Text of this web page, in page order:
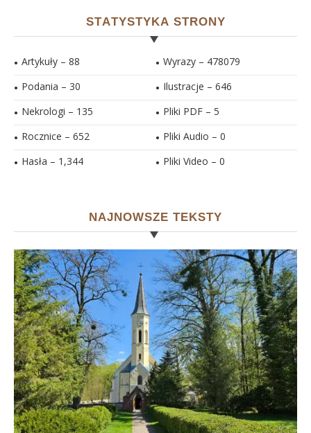
STATYSTYKA STRONY
Artykuły – 88
Podania – 30
Nekrologi – 135
Rocznice – 652
Hasła – 1,344
Wyrazy – 478079
Ilustracje – 646
Pliki PDF – 5
Pliki Audio – 0
Pliki Video – 0
NAJNOWSZE TEKSTY